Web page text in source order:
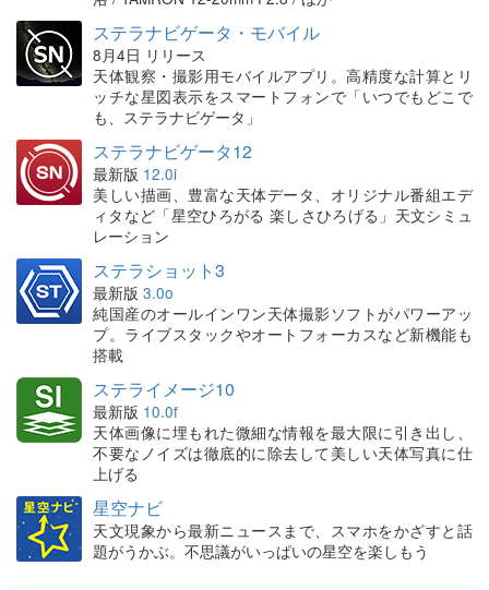
ステラナビゲータ・モバイル
8月4日 リリース
天体観察・撮影用モバイルアプリ。高精度な計算とリ
ッチな星図表示をスマートフォンで「いつでもどこで
も、ステラナビゲータ」
ステラナビゲータ12
最新版 12.0i
美しい描画、豊富な天体データ、オリジナル番組エデ
ィタなど「星空ひろがる 楽しさひろげる」天文シミュ
レーション
ステラショット3
最新版 3.0o
純国産のオールインワン天体撮影ソフトがパワーアッ
プ。ライブスタックやオートフォーカスなど新機能も
搭載
ステライメージ10
最新版 10.0f
天体画像に埋もれた微細な情報を最大限に引き出し、
不要なノイズは徹底的に除去して美しい天体写真に仕
上げる
星空ナビ
天文現象から最新ニュースまで、スマホをかざすと話
題がうかぶ。不思議がいっぱいの星空を楽しもう